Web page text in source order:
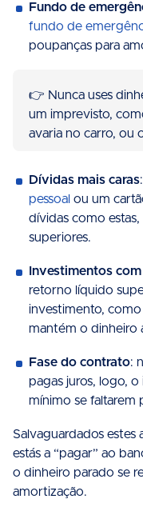
Fundo de
fundo de
poupanças para
👉 Nunca uses
um imprevisto,
avaria no carro, ou
Dívidas mais caras
pessoal ou um
dívidas como
superiores.
Investimentos
retorno líquido
investimento,
mantém o dinheiro
Fase do contrato:
pagas juros, logo,
mínimo se faltarem
Salvaguardados
estás a “pagar” ao
o dinheiro parado se
amortização.